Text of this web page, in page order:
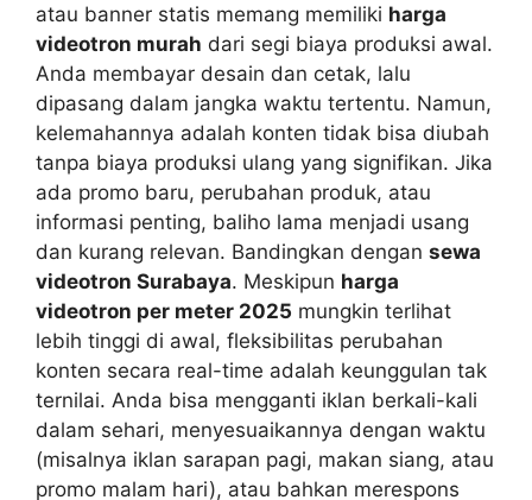
atau banner statis memang memiliki harga
videotron murah dari segi biaya produksi awal.
Anda membayar desain dan cetak, lalu
dipasang dalam jangka waktu tertentu. Namun,
kelemahannya adalah konten tidak bisa diubah
tanpa biaya produksi ulang yang signifikan. Jika
ada promo baru, perubahan produk, atau
informasi penting, baliho lama menjadi usang
dan kurang relevan. Bandingkan dengan sewa
videotron Surabaya. Meskipun harga
videotron per meter 2025 mungkin terlihat
lebih tinggi di awal, fleksibilitas perubahan
konten secara real-time adalah keunggulan tak
ternilai. Anda bisa mengganti iklan berkali-kali
dalam sehari, menyesuaikannya dengan waktu
(misalnya iklan sarapan pagi, makan siang, atau
promo malam hari), atau bahkan merespons